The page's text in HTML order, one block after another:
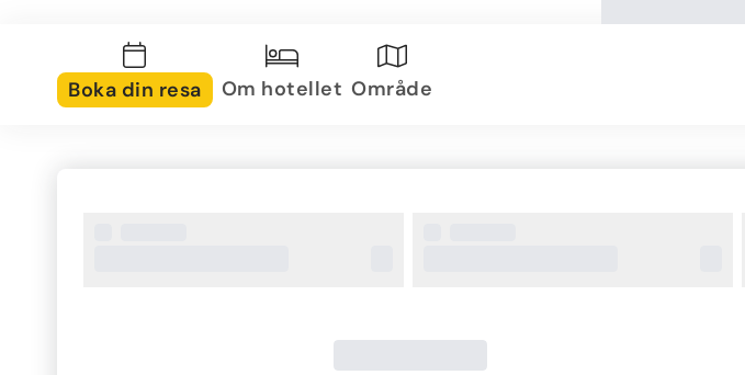
eget badrum. Flera boenden erbjuder även kök eller
pentry, vilket passar utmärkt för gäster som vill ha
möjlighet till självhushåll.
Boka din resa Om hotellet Område